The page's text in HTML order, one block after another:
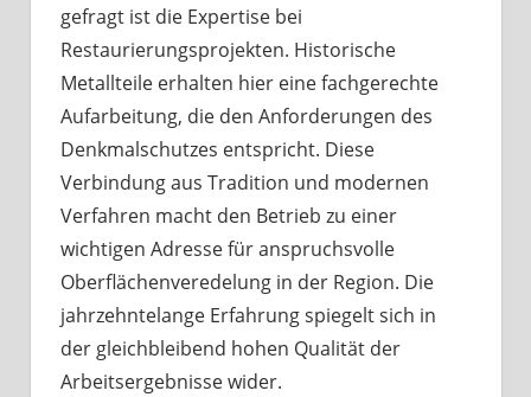
gefragt ist die Expertise bei
Restaurierungsprojekten. Historische
Metallteile erhalten hier eine fachgerechte
Aufarbeitung, die den Anforderungen des
Denkmalschutzes entspricht. Diese
Verbindung aus Tradition und modernen
Verfahren macht den Betrieb zu einer
wichtigen Adresse für anspruchsvolle
Oberflächenveredelung in der Region. Die
jahrzehntelange Erfahrung spiegelt sich in
der gleichbleibend hohen Qualität der
Arbeitsergebnisse wider.